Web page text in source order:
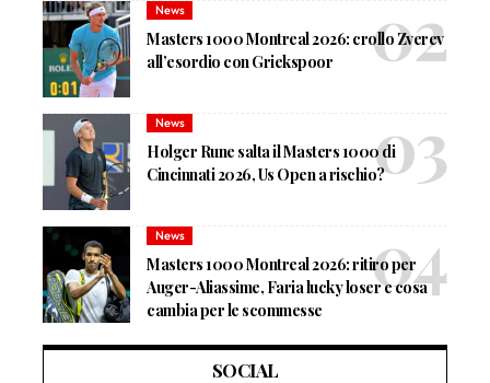
News
Masters 1000 Montreal 2026: crollo Zverev
all’esordio con Griekspoor
News
Holger Rune salta il Masters 1000 di
Cincinnati 2026, Us Open a rischio?
News
Masters 1000 Montreal 2026: ritiro per
Auger-Aliassime, Faria lucky loser e cosa
cambia per le scommesse
SOCIAL